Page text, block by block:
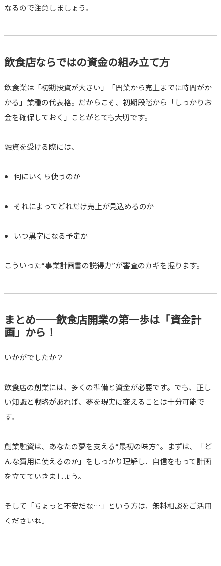
なるので注意しましょう。
飲食店ならではの資金の組み立て方
飲食業は「初期投資が大きい」「開業から売上までに時間がか
かる」業種の代表格。だからこそ、初期段階から「しっかりお
金を確保しておく」ことがとても大切です。
融資を受ける際には、
何にいくら使うのか
それによってどれだけ売上が見込めるのか
いつ黒字になる予定か
こういった“事業計画書の説得力”が審査のカギを握ります。
まとめ──飲食店開業の第一歩は「資金計
画」から！
いかがでしたか？
飲食店の創業には、多くの準備と資金が必要です。でも、正し
い知識と戦略があれば、夢を現実に変えることは十分可能で
す。
創業融資は、あなたの夢を支える“最初の味方”。まずは、「ど
んな費用に使えるのか」をしっかり理解し、自信をもって計画
を立てていきましょう。
そして「ちょっと不安だな…」という方は、無料相談をご活用
くださいね。